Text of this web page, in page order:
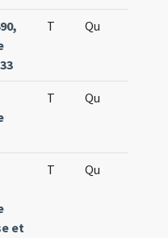
T Qu
T Qu
et
T Qu